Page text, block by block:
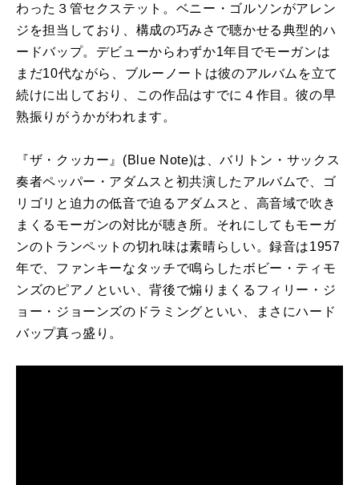
わった３管セクステット。ベニー・ゴルソンがアレン
ジを担当しており、構成の巧みさで聴かせる典型的ハ
ードバップ。デビューからわずか1年目でモーガンは
まだ10代ながら、ブルーノートは彼のアルバムを立て
続けに出しており、この作品はすでに４作目。彼の早
熟振りがうかがわれます。
『ザ・クッカー』(Blue Note)は、バリトン・サックス
奏者ペッパー・アダムスと初共演したアルバムで、ゴ
リゴリと迫力の低音で迫るアダムスと、高音域で吹き
まくるモーガンの対比が聴き所。それにしてもモーガ
ンのトランペットの切れ味は素晴らしい。録音は1957
年で、ファンキーなタッチで鳴らしたボビー・ティモ
ンズのピアノといい、背後で煽りまくるフィリー・ジ
ョー・ジョーンズのドラミングといい、まさにハード
バップ真っ盛り。